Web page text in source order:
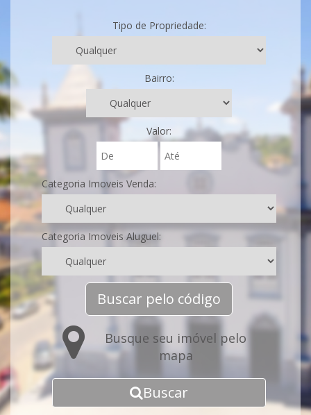
Tipo de Propriedade:
Bairro:
Valor:
Categoria Imoveis Venda:
Categoria Imoveis Aluguel:
Buscar pelo código
Busque seu imóvel pelo
mapa
Buscar